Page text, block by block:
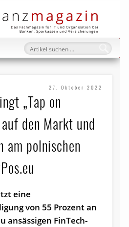
27. Oktober 2022
„Tap on
den Markt und
polnischen
eine
von 55 Prozent an
ansässigen FinTech-